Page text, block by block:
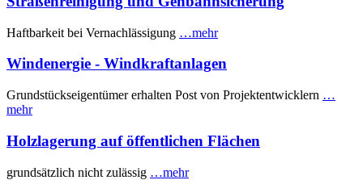
Haftbarkeit bei Vernachlässigung …mehr
Windenergie - Windkraftanlagen
Grundstückseigentümer erhalten Post von Projektentwicklern …
mehr
Holzlagerung auf öffentlichen Flächen
grundsätzlich nicht zulässig …mehr